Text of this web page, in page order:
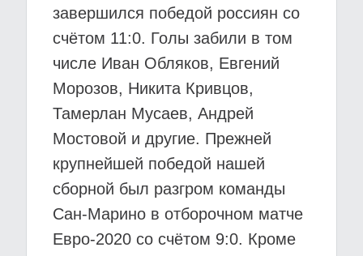
завершился победой россиян со
счётом 11:0. Голы забили в том
числе Иван Обляков, Евгений
Морозов, Никита Кривцов,
Тамерлан Мусаев, Андрей
Мостовой и другие. Прежней
крупнейшей победой нашей
сборной был разгром команды
Сан-Марино в отборочном матче
Евро-2020 со счётом 9:0. Кроме